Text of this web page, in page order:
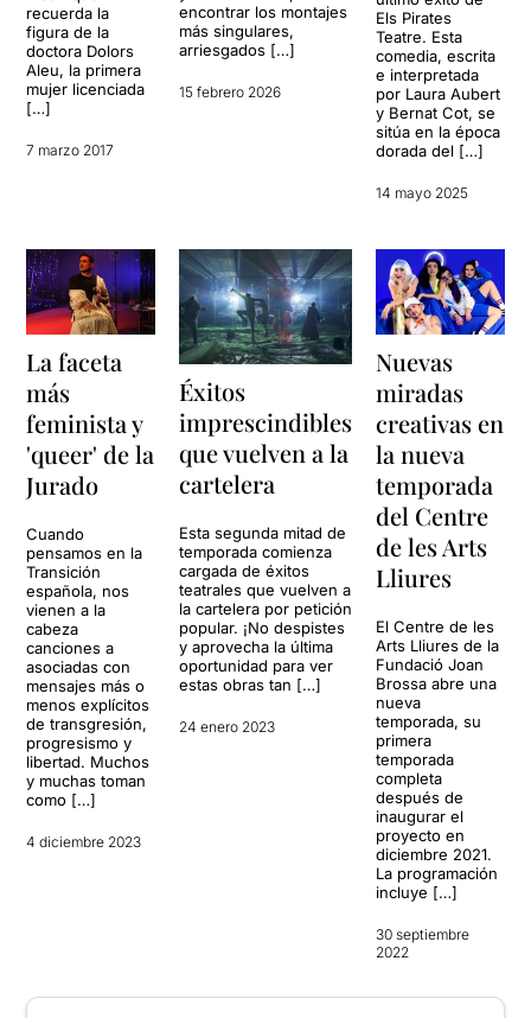
recuerda la
figura de la
doctora Dolors
Aleu, la primera
mujer licenciada
[…]
7 marzo 2017
encontrar los montajes
más singulares,
arriesgados […]
15 febrero 2026
Els Pirates
Teatre. Esta
comedia, escrita
e interpretada
por Laura Aubert
y Bernat Cot, se
sitúa en la época
dorada del […]
14 mayo 2025
La faceta
más
feminista y
'queer' de la
Jurado
Cuando
pensamos en la
Transición
española, nos
vienen a la
cabeza
canciones a
asociadas con
mensajes más o
menos explícitos
de transgresión,
progresismo y
libertad. Muchos
y muchas toman
como […]
4 diciembre 2023
Éxitos
imprescindibles
que vuelven a la
cartelera
Esta segunda mitad de
temporada comienza
cargada de éxitos
teatrales que vuelven a
la cartelera por petición
popular. ¡No despistes
y aprovecha la última
oportunidad para ver
estas obras tan […]
24 enero 2023
Nuevas
miradas
creativas en
la nueva
temporada
del Centre
de les Arts
Lliures
El Centre de les
Arts Lliures de la
Fundació Joan
Brossa abre una
nueva
temporada, su
primera
temporada
completa
después de
inaugurar el
proyecto en
diciembre 2021.
La programación
incluye […]
30 septiembre
2022